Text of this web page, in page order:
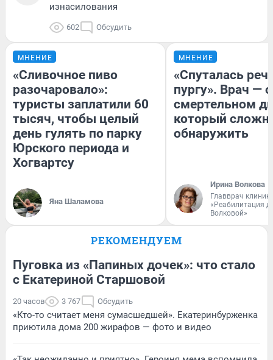
изнасилования
602 Обсудить
МНЕНИЕ
«Сливочное пиво
разочаровало»:
туристы заплатили 60
тысяч, чтобы целый
день гулять по парку
Юрского периода и
Хогвартсу
Яна Шаламова
МНЕНИЕ
«Спуталась
пургу». Врач — о
смертельном
который
обнаружить
Ирина Волкова
Главврач
«Реабилитация
Волковой»
РЕКОМЕНДУЕМ
Пуговка из «Папиных дочек»: что стало
с Екатериной Старшовой
20 часов 3 767 Обсудить
«Кто-то считает меня сумасшедшей». Екатеринбурженка
приютила дома 200 жирафов — фото и видео